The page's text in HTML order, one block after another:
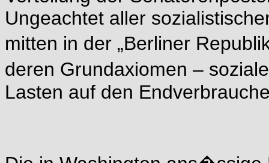
Ungeachtet aller
mitten in der „Berliner
deren Grundaxiomen –
Lasten auf den